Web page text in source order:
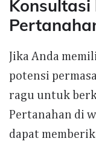
Jika Anda
potensi
ragu untuk
Pertanahan di
dapat